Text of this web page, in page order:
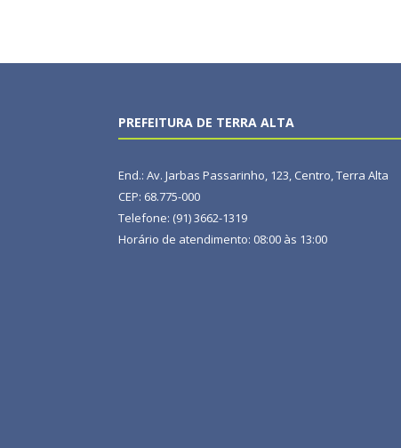
PREFEITURA DE TERRA ALTA
End.: Av. Jarbas Passarinho, 123, Centro, Terra Alta
CEP: 68.775-000
Telefone: (91) 3662-1319
Horário de atendimento: 08:00 às 13:00